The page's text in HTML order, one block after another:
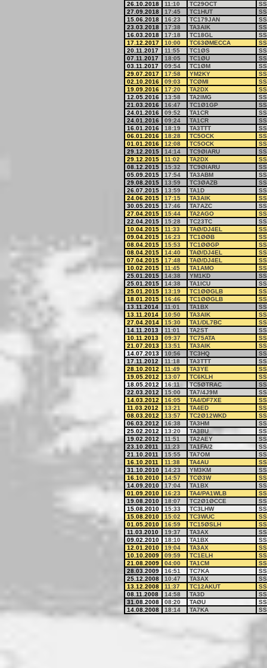
26.10.2018
11:10 TC29OCT
27.09.2018
17:45 TC1HUT
15.06.2018
16:23 TC179JAN
23.03.2018
17:38 TA3AIK
16.03.2018
17:18 TC18GL
17.12.2017
10:00 TC63ØMECCA
20.11.2017
11:55 TC1ØS
07.11.2017
18:05 TC1ØU
03.11.2017
09:54 TC1ØM
29.07.2017
17:58 YM2KY
02.10.2016
09:03 TCØMI
19.09.2016
17:20 TA2DX
12.05.2016
13:58 TA2IMG
21.03.2016
16:47 TC1Ø1GP
24.01.2016
09:52 TA1CR
24.01.2016
09:24 TA1CR
16.01.2016
18:19 TA3TTT
06.01.2016
18:28 TC5OCK
01.01.2016
12:08 TC5OCK
29.12.2015
14:14 TC9ØIARU
29.12.2015
11:02 TA2DX
08.12.2015
15:32 TC9ØIARU
05.09.2015
17:54 TA3ABM
29.08.2015
13:59 TC3ØAZB
26.07.2015
13:59 TA1D
24.06.2015
17:15 TA3AIK
30.05.2015
17:46 TA7AZC
27.04.2015
15:44 TA2AGO
22.04.2015
15:28 TC23TC
10.04.2015
11:33 TAØ/DJ4EL
09.04.2015
16:23 TC1ØØB
08.04.2015
15:53 TC1ØØGP
08.04.2015
14:40 TAØ/DJ4EL
07.04.2015
17:48 TAØ/DJ4EL
10.02.2015
11:45 TA1AMO
25.01.2015
14:38 YM1KD
25.01.2015
14:38 TA1ICU
25.01.2015
13:19 TC1ØØGLB
18.01.2015
16:46 TC1ØØGLB
13.11.2014
11:01 TA1BX
13.11.2014
10:50 TA3AIK
27.04.2014
15:30 TA1/DL7BC
14.11.2013
11:01 TA2ST
10.11.2013
09:37 TC75ATA
21.07.2013
13:51 TA3AIK
14.07.2013
10:56 TC3HQ
17.11.2012
11:18 TA3TTT
28.10.2012
11:49 TA3YE
19.05.2012
13:07 TC6KLH
18.05.2012
16:11 TC5ØTRAC
22.03.2012
15:00 TA7/4J9M
14.03.2012
16:05 TA4/DF7XE
11.03.2012
13:21 TA4ED
08.03.2012
13:57 TC2Ø12WKD
06.03.2012
16:38 TA3HM
25.02.2012
13:20 TA3BU
19.02.2012
11:51 TA2AEY
23.10.2011
11:23 TA1FA/2
21.10.2011
15:55 TA7OM
16.10.2011
11:38 TA4AU
31.10.2010
14:23 YM3KM
16.10.2010
14:57 TCØ3W
14.09.2010
17:04 TA1BX
01.09.2010
16:23 TA4/PA1WLB
19.08.2010
18:07 TC2Ø1ØCCE
15.08.2010
15:33 TC3LHW
15.08.2010
15:02 TC3WUC
01.05.2010
16:59 TC15ØSLH
11.03.2010
19:37 TA3AX
09.02.2010
18:10 TA1BX
12.01.2010
19:04 TA3AX
10.10.2009
09:59 TC1ELH
21.08.2009
04:00 TA1CM
28.03.2009
16:51 TC7KA
25.12.2008
10:47 TA3AX
13.12.2008
11:37 TC12AKUT
08.11.2008
14:58 TA3D
31.08.2008
08:20 TAØU
14.08.2008
18:14 TA7KA